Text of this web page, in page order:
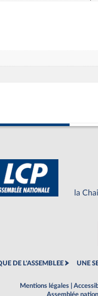
la
DE L'ASSEMBLEE UNE
Mentions légales
Assemblée